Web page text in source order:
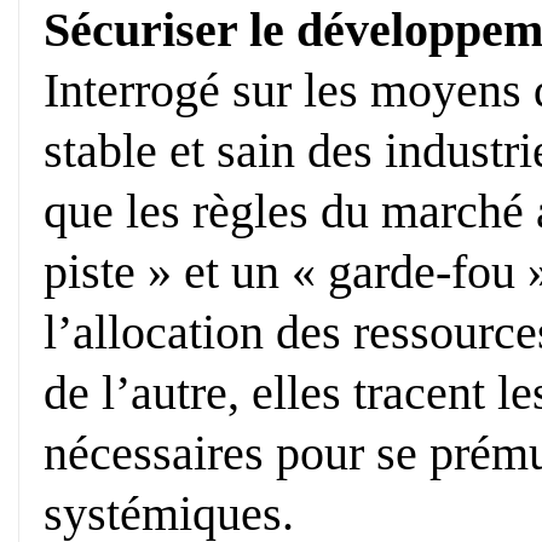
Sécuriser le
Interrogé sur les
stable et sain des
que les règles du
piste » et un « garde-fou
l’allocation des
de l’autre, elles tracent
nécessaires pour se
systémiques.